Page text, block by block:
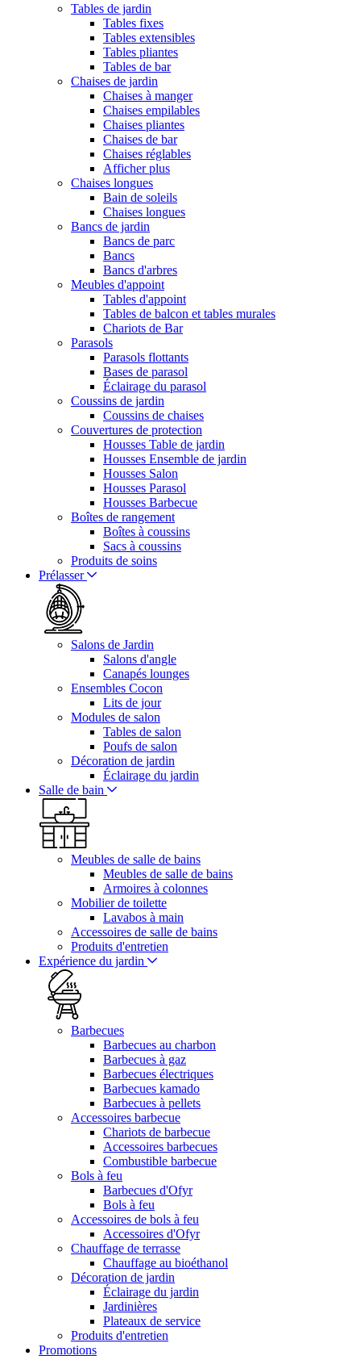
Tables de jardin
Tables fixes
Tables extensibles
Tables pliantes
Tables de bar
Chaises de jardin
Chaises à manger
Chaises empilables
Chaises pliantes
Chaises de bar
Chaises réglables
Afficher plus
Chaises longues
Bain de soleils
Chaises longues
Bancs de jardin
Bancs de parc
Bancs
Bancs d'arbres
Meubles d'appoint
Tables d'appoint
Tables de balcon et tables murales
Chariots de Bar
Parasols
Parasols flottants
Bases de parasol
Éclairage du parasol
Coussins de jardin
Coussins de chaises
Couvertures de protection
Housses Table de jardin
Housses Ensemble de jardin
Housses Salon
Housses Parasol
Housses Barbecue
Boîtes de rangement
Boîtes à coussins
Sacs à coussins
Produits de soins
Prélasser
Salons de Jardin
Salons d'angle
Canapés lounges
Ensembles Cocon
Lits de jour
Modules de salon
Tables de salon
Poufs de salon
Décoration de jardin
Éclairage du jardin
Salle de bain
Meubles de salle de bains
Meubles de salle de bains
Armoires à colonnes
Mobilier de toilette
Lavabos à main
Accessoires de salle de bains
Produits d'entretien
Expérience du jardin
Barbecues
Barbecues au charbon
Barbecues à gaz
Barbecues électriques
Barbecues kamado
Barbecues à pellets
Accessoires barbecue
Chariots de barbecue
Accessoires barbecues
Combustible barbecue
Bols à feu
Barbecues d'Ofyr
Bols à feu
Accessoires de bols à feu
Accessoires d'Ofyr
Chauffage de terrasse
Chauffage au bioéthanol
Décoration de jardin
Éclairage du jardin
Jardinières
Plateaux de service
Produits d'entretien
Promotions